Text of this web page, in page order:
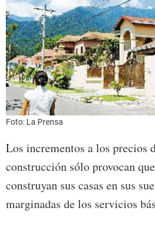
Foto: La Prensa
Los incrementos a los precios
construcción sólo provocan
construyan sus casas en sus
marginadas de los servicios